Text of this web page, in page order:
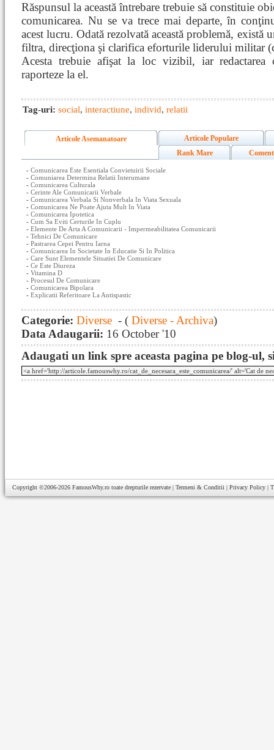
Răspunsul la această întrebare trebuie să constituie
comunicarea. Nu se va trece mai departe, în
acest lucru. Odată rezolvată această problemă, există
filtra, direcţiona şi clarifica eforturile liderului militar
Acesta trebuie afişat la loc vizibil, iar redactarea
raporteze la el.
Tag-uri: social, interactiune, individ, relatii
Articole Asemanatoare
Articole Populare
Rank Mare
- Comunicarea Este Esentiala Convietuirii Sociale
- Comuniarea Determina Relatii Interumane
- Comunicarea Culturala
- Cerinte Ale Comunicarii Verbale
- Comunicarea Verbala Si Nonverbala In Viata Sexuala
- Comunicarea Ne Poate Ajuta Mult In Viata
- Comunicarea Ipotetica
- Cum Sa Eviti Certurile In Cuplu
- Elemente De Arta A Comunicarii - Impermeabilitatea Comunicarii
- Tehnici De Comunicare
- Pastrarea Cepei Pentru Iarna
- Comunicarea In Societate In Educatie Si In Politica
- Care Sunt Elementele Situatiei De Comunicare
- Ce Este Diureza
- Vitamina D
- Procesul De Comunicare
- Comunicarea Bipolara
- Explicatii Referitoare La Antispastic
Categorie: Diverse - ( Diverse - Archiva)
Data Adaugarii: 16 October '10
Adaugati un link spre aceasta pagina pe blog-ul,
Copyright ©2006-2026 FamousWhy.ro toate drepturile rezervate | Termeni & Conditii | Privacy Policy |